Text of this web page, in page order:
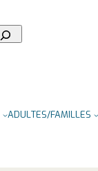
ADULTES/FAMILLES